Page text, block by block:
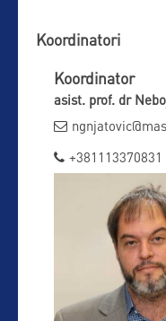
Koordinatori
Koordinator
asist. prof. dr

 +381113370831